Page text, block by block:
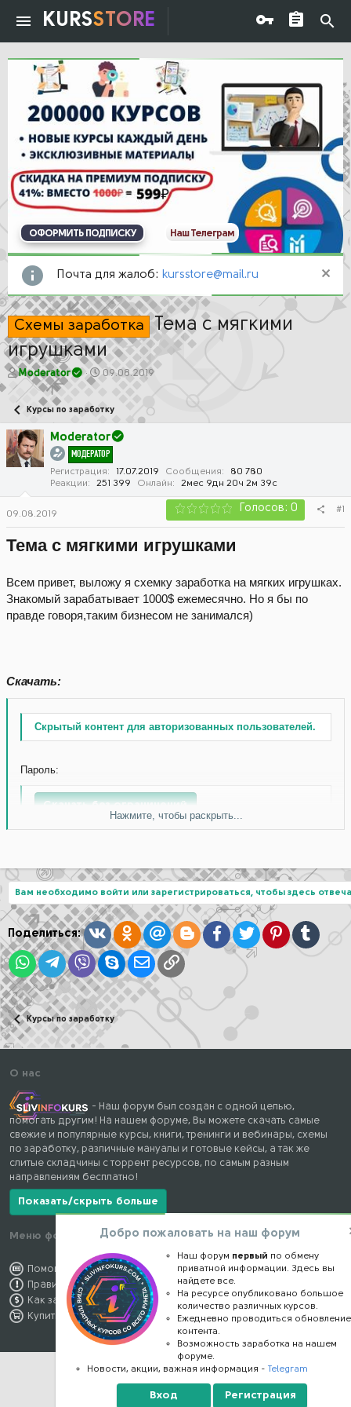
KURSSTORE
ОФОРМИТЬ ПОДПИСКУ Наш Телеграм
Почта для жалоб: kursstore@mail.ru
Схемы заработка Тема с мягкими
игрушками
А
т
о
р
т
е
Moderator
Д
а
а
ч
а
л
а
09.08.2019
Курсы по заработку
Moderator
МОДЕРАТОР
Регистрация 17.07.2019 Сообщения
80 780
Реакции
251 399 Онлайн 2мес 9дн 20ч 2м 39с
09.08.2019 Голосов: 0 #1
Тема с мягкими игрушками
Всем привет, выложу я схемку заработка на мягких игрушках.
Знакомый зарабатывает 1000$ ежемесячно. Но я бы по
правде говоря,таким бизнесом не занимался)
Скачать:
Скрытый контент для авторизованных пользователей.
Пароль:
Скачать без ограничений
Нажмите, чтобы раскрыть...
Вам необходимо войти или зарегистрироваться, чтобы здесь
Поделиться: ВконтактеОдноклассники
Mail.ruBloggerFacebook
TwitterPinterestTumblr
WhatsAppTelegram
Viber SkypeЭлектронная почта
Ссылка
Курсы по заработку
О нас
- Наш форум был создан с одной целью,
помогать другим! На нашем форуме, Вы можете скачать самые
свежие и популярные курсы, книги, тренинги и вебинары, схемы
по заработку, различные мануалы и готовые кейсы, а так же
слитые складчины с торрент ресурсов, по самым разным
направлениям бесплатно!
Показать/скрыть больше
Меню форума
Помощь по форуму
Правила форума
Как заработать
Купить премиум
Наши контакты
kursstore@mail.ru
Обратная связь
Конфиденциальность
Правообладателям
Добро пожаловать на наш форум
Наш форум первый по обмену
приватной информации. Здесь вы
найдете все.
На ресурсе опубликовано большое
количество различных курсов.
Ежедневно проводиться обновление
контента.
Возможность заработка на нашем
форуме.
Новости, акции, важная информация -Telegram
Вход Регистрация